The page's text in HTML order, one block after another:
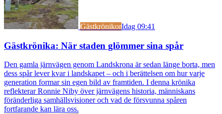
GästkrönikorIdag 09:41
Gästkrönika: När staden glömmer sina spår
Den gamla järnvägen genom Landskrona är sedan länge borta, men
dess spår lever kvar i landskapet – och i berättelsen om hur varje
generation formar sin egen bild av framtiden. I denna krönika
reflekterar Ronnie Niby över järnvägens historia, människans
föränderliga samhällsvisioner och vad de försvunna spåren
fortfarande kan lära oss.